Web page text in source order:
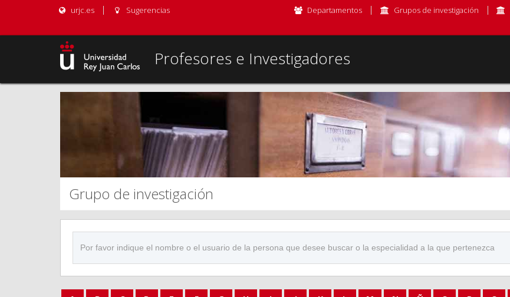
urjc.es Sugerencias Departamentos Grupos de investigación
Profesores e Investigadores
Grupo de investigación